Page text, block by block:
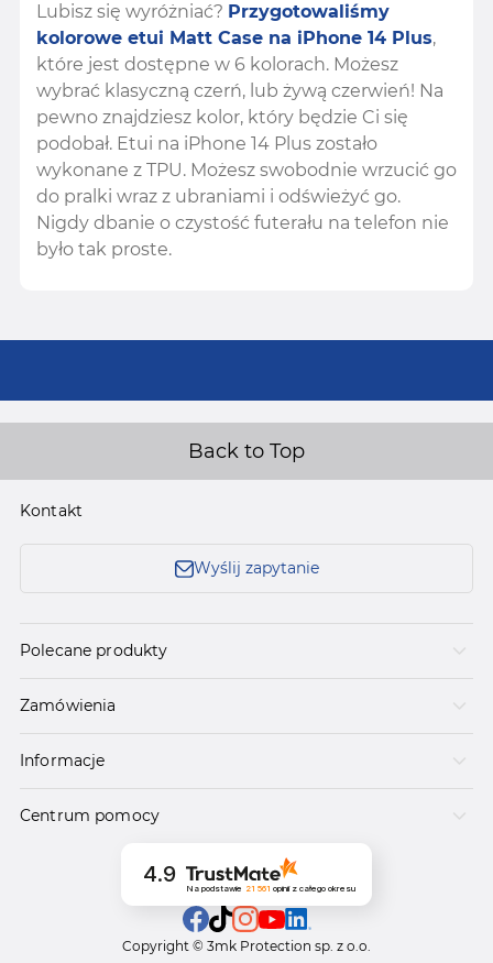
Lubisz się wyróżniać? Przygotowaliśmy
kolorowe etui Matt Case na iPhone 14 Plus,
które jest dostępne w 6 kolorach. Możesz
wybrać klasyczną czerń, lub żywą czerwień! Na
pewno znajdziesz kolor, który będzie Ci się
podobał. Etui na iPhone 14 Plus zostało
wykonane z TPU. Możesz swobodnie wrzucić go
do pralki wraz z ubraniami i odświeżyć go.
Nigdy dbanie o czystość futerału na telefon nie
było tak proste.
Back to Top
Kontakt
Wyślij zapytanie
Polecane produkty
Zamówienia
Informacje
Centrum pomocy
4.9
Na podstawie 21 561 opinii z całego okresu
Copyright © 3mk Protection sp. z o.o.